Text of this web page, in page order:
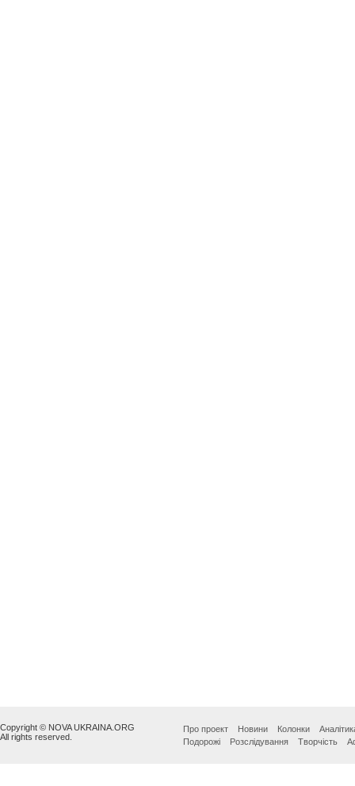
Copyright © NOVA UKRAINA.ORG
All rights reserved.
Про проект Новини Колонки
Подорожі
Розслідування Творчість